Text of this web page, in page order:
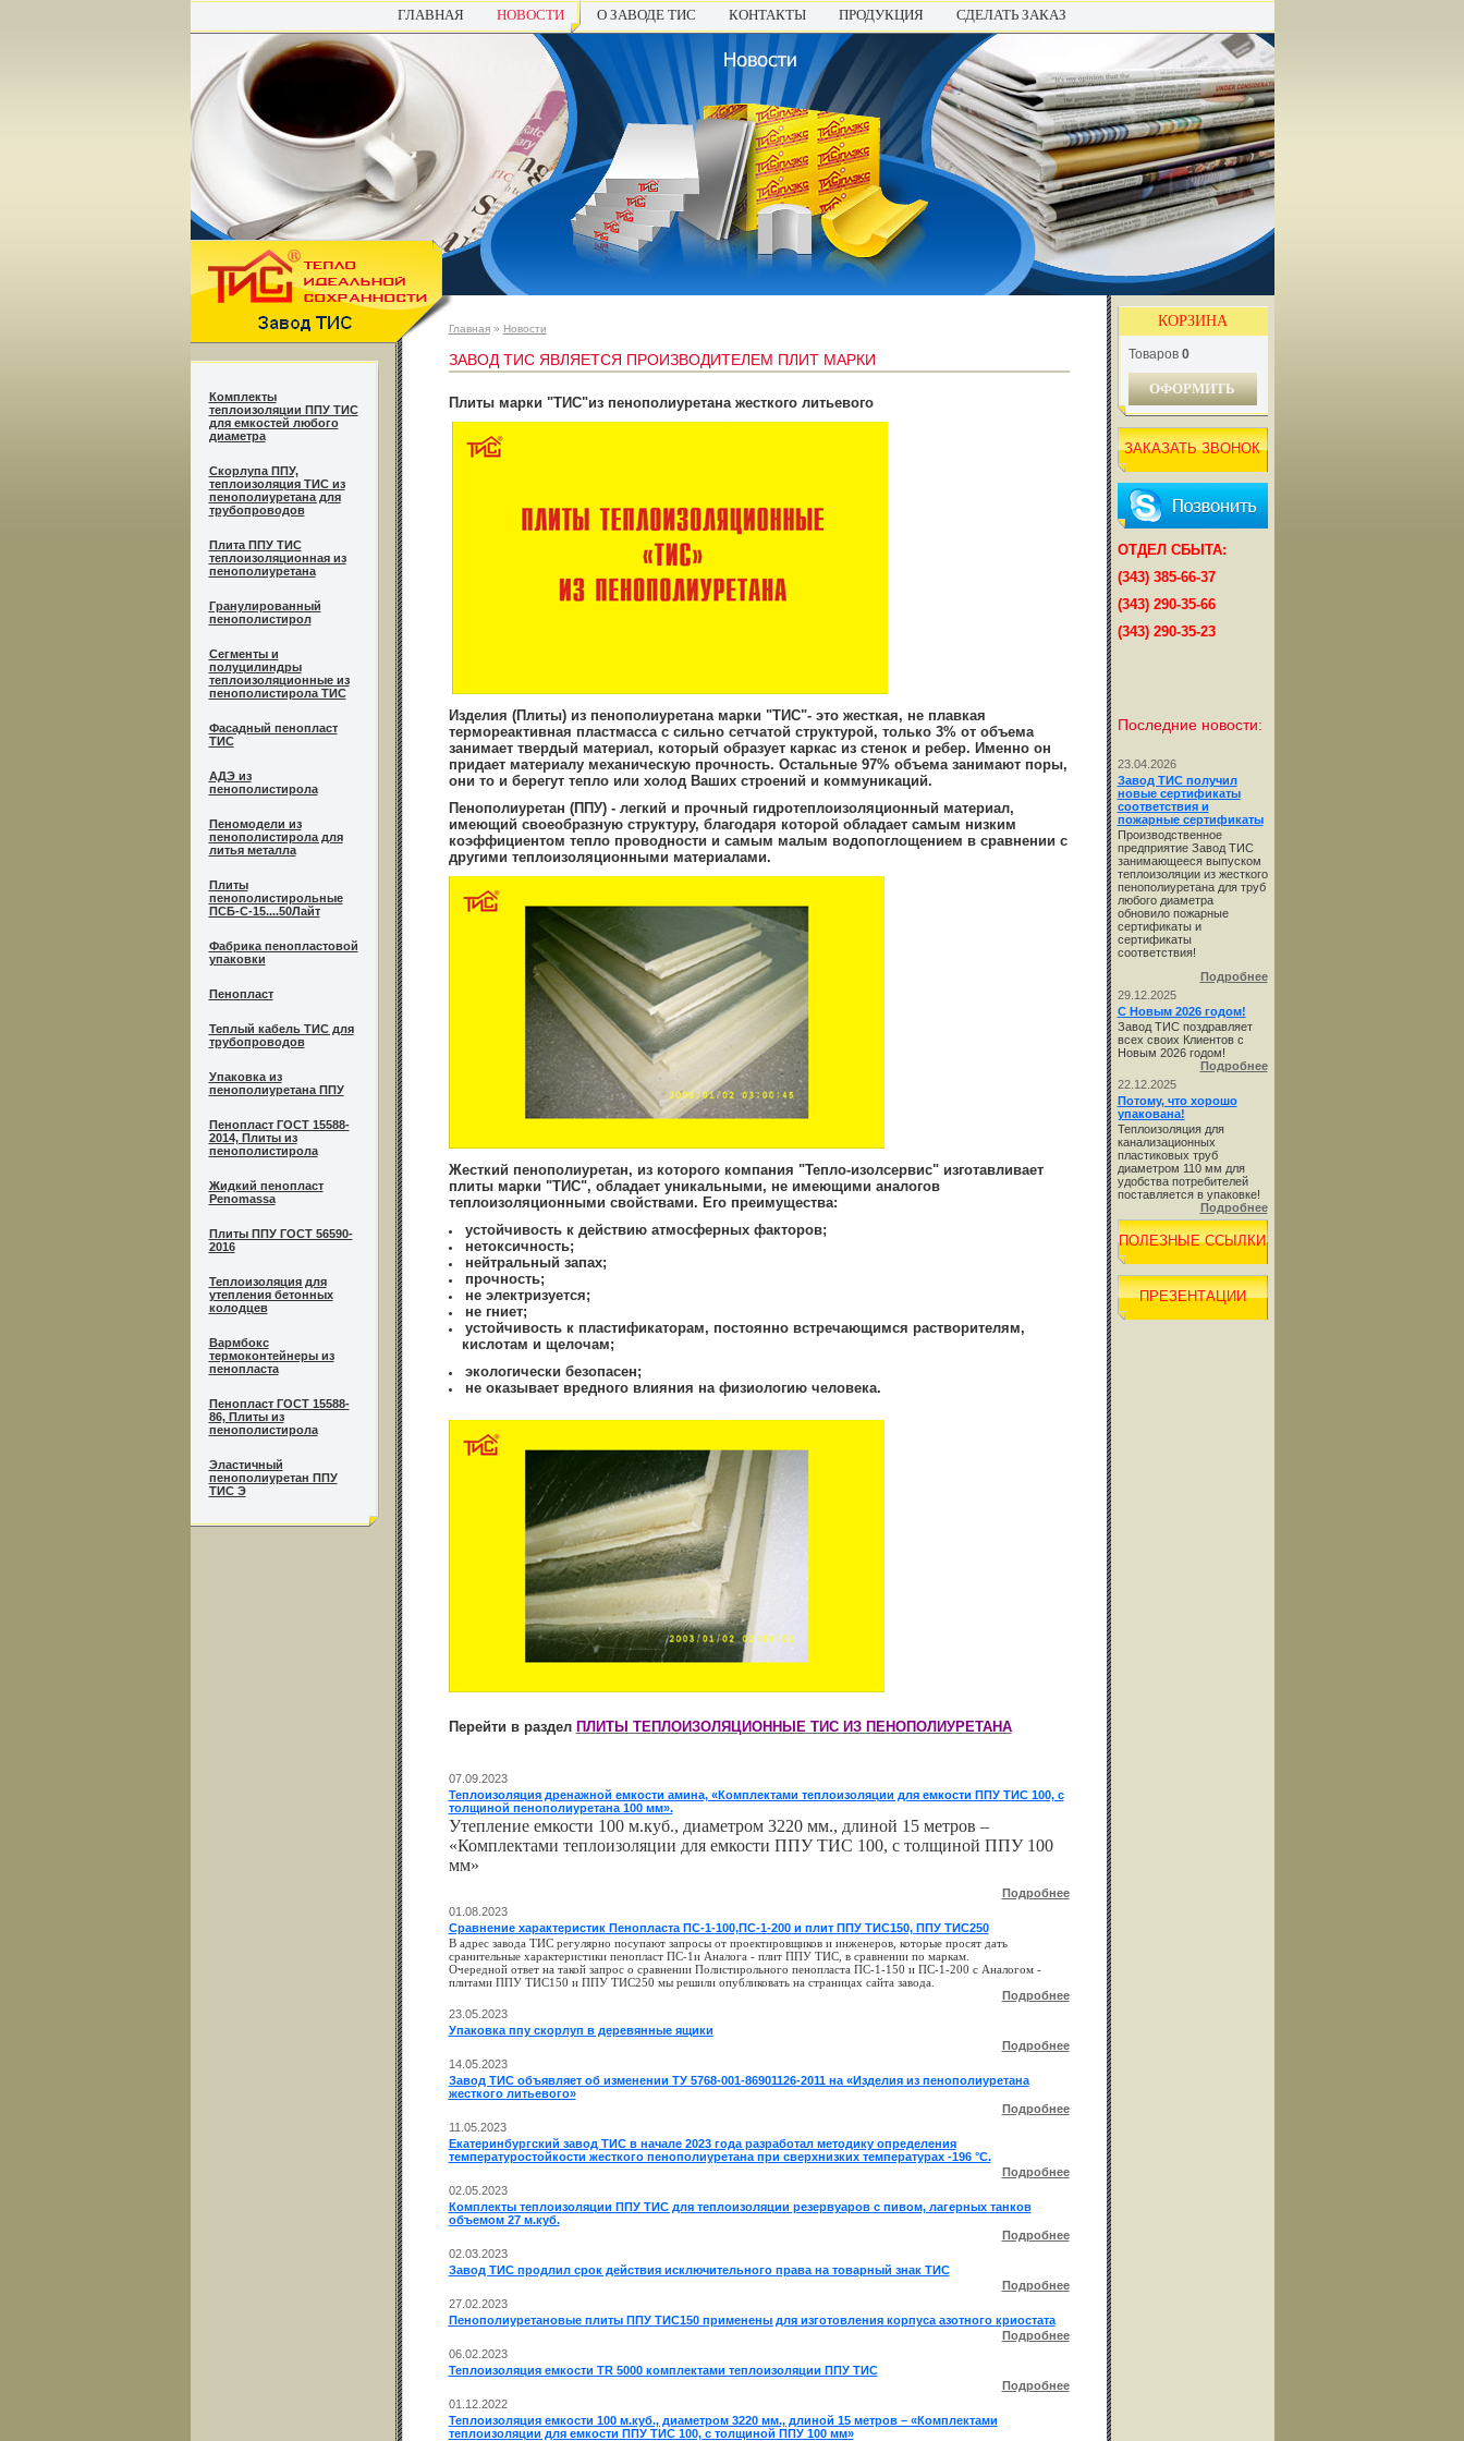
ГЛАВНАЯ НОВОСТИ О ЗАВОДЕ ТИС КОНТАКТЫ ПРОДУКЦИЯ СДЕЛАТЬ ЗАКАЗ
Комплекты
теплоизоляции ППУ ТИС
для емкостей любого
диаметра
Cкорлупа ППУ,
теплоизоляция ТИС из
пенополиуретана для
трубопроводов
Плита ППУ ТИС
теплоизоляционная из
пенополиуретана
Гранулированный
пенополистирол
Сегменты и
полуцилиндры
теплоизоляционные из
пенополистирола ТИС
Фасадный пенопласт
ТИС
АДЭ из
пенополистирола
Пеномодели из
пенополистирола для
литья металла
Плиты
пенополистирольные
ПСБ-С-15....50Лайт
Фабрика пенопластовой
упаковки
Пенопласт
Теплый кабель ТИС для
трубопроводов
Упаковка из
пенополиуретана ППУ
Пенопласт ГОСТ 15588-
2014, Плиты из
пенополистирола
Жидкий пенопласт
Penomassa
Плиты ППУ ГОСТ 56590-
2016
Теплоизоляция для
утепления бетонных
колодцев
Вармбокс
термоконтейнеры из
пенопласта
Пенопласт ГОСТ 15588-
86, Плиты из
пенополистирола
Эластичный
пенополиуретан ППУ
ТИС Э
Главная» Новости
ЗАВОД ТИС ЯВЛЯЕТСЯ ПРОИЗВОДИТЕЛЕМ ПЛИТ МАРКИ
Плиты марки "ТИС"из пенополиуретана жесткого литьевого
Изделия (Плиты) из пенополиуретана марки "ТИС"- это жесткая, не плавкая
термореактивная пластмасса с сильно сетчатой структурой, только 3% от объема
занимает твердый материал, который образует каркас из стенок и ребер. Именно он
придает материалу механическую прочность. Остальные 97% объема занимают поры,
они то и берегут тепло или холод Ваших строений и коммуникаций.
Пенополиуретан (ППУ) - легкий и прочный гидротеплоизоляционный материал,
имеющий своеобразную структуру, благодаря которой обладает самым низким
коэффициентом тепло проводности и самым малым водопоглощением в сравнении с
другими теплоизоляционными материалами.
Жесткий пенополиуретан, из которого компания "Тепло-изолсервис" изготавливает
плиты марки "ТИС", обладает уникальными, не имеющими аналогов
теплоизоляционными свойствами. Его преимущества:
устойчивость к действию атмосферных факторов;
нетоксичность;
нейтральный запах;
прочность;
не электризуется;
не гниет;
устойчивость к пластификаторам, постоянно встречающимся растворителям,
кислотам и щелочам;
экологически безопасен;
не оказывает вредного влияния на физиологию человека.
Перейти в раздел ПЛИТЫ ТЕПЛОИЗОЛЯЦИОННЫЕ ТИС ИЗ ПЕНОПОЛИУРЕТАНА
07.09.2023
Теплоизоляция дренажной емкости амина, «Комплектами теплоизоляции для емкости ППУ ТИС 100, с
толщиной пенополиуретана 100 мм».
Утепление емкости 100 м.куб., диаметром 3220 мм., длиной 15 метров –
«Комплектами теплоизоляции для емкости ППУ ТИС 100, с толщиной ППУ 100
мм»
Подробнее
01.08.2023
Сравнение характеристик Пенопласта ПС-1-100,ПС-1-200 и плит ППУ ТИС150, ППУ ТИС250
В адрес завода ТИС регулярно посупают запросы от проектировщиков и инженеров, которые просят дать
сранительные характеристики пенопласт ПС-1и Аналога - плит ППУ ТИС, в сравнении по маркам.
Очередной ответ на такой запрос о сравнении Полистирольного пенопласта ПС-1-150 и ПС-1-200 с Аналогом -
плитами ППУ ТИС150 и ППУ ТИС250 мы решили опубликовать на страницах сайта завода.
Подробнее
23.05.2023
Упаковка ппу скорлуп в деревянные ящики
Подробнее
14.05.2023
Завод ТИС объявляет об изменении ТУ 5768-001-86901126-2011 на «Изделия из пенополиуретана
жесткого литьевого»
Подробнее
11.05.2023
Екатеринбургский завод ТИС в начале 2023 года разработал методику определения
температуростойкости жесткого пенополиуретана при сверхнизких температурах -196 °С.
Подробнее
02.05.2023
Комплекты теплоизоляции ППУ ТИС для теплоизоляции резервуаров с пивом, лагерных танков
объемом 27 м.куб.
Подробнее
02.03.2023
Завод ТИС продлил срок действия исключительного права на товарный знак ТИС
Подробнее
27.02.2023
Пенополиуретановые плиты ППУ ТИС150 применены для изготовления корпуса азотного криостата
Подробнее
06.02.2023
Теплоизоляция емкости TR 5000 комплектами теплоизоляции ППУ ТИС
Подробнее
01.12.2022
Теплоизоляция емкости 100 м.куб., диаметром 3220 мм., длиной 15 метров – «Комплектами
теплоизоляции для емкости ППУ ТИС 100, с толщиной ППУ 100 мм»
КОРЗИНА
Товаров 0
ОФОРМИТЬ
ЗАКАЗАТЬ ЗВОНОК
ОТДЕЛ СБЫТА:
(343) 385-66-37
(343) 290-35-66
(343) 290-35-23
Последние новости:
23.04.2026
Завод ТИС получил
новые сертификаты
соответствия и
пожарные сертификаты
Производственное
предприятие Завод ТИС
занимающееся выпуском
теплоизоляции из жесткого
пенополиуретана для труб
любого диаметра
обновило пожарные
сертификаты и
сертификаты
соответствия!
Подробнее
29.12.2025
С Новым 2026 годом!
Завод ТИС поздравляет
всех своих Клиентов с
Новым 2026 годом!
Подробнее
22.12.2025
Потому, что хорошо
упакована!
Теплоизоляция для
канализационных
пластиковых труб
диаметром 110 мм для
удобства потребителей
поставляется в упаковке!
Подробнее
ПОЛЕЗНЫЕ ССЫЛКИ
ПРЕЗЕНТАЦИИ